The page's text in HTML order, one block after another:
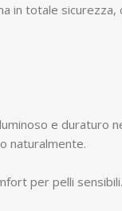
in totale sicurezza,
e duraturo
naturalmente.
per pelli sensibili.